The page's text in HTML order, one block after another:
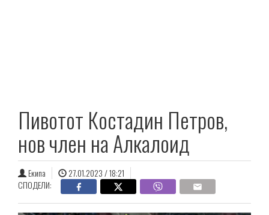
Пивотот Костадин Петров,
нов член на Алкалоид
Екипа
27.01.2023 / 18:21
СПОДЕЛИ: